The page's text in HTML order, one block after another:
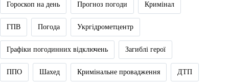
Гороскоп на день Прогноз погоди Кримінал
ГПВ Погода Укргідрометцентр
Графіки погодинних відключень Загиблі герої
ППО Шахед Кримінальне провадження ДТП